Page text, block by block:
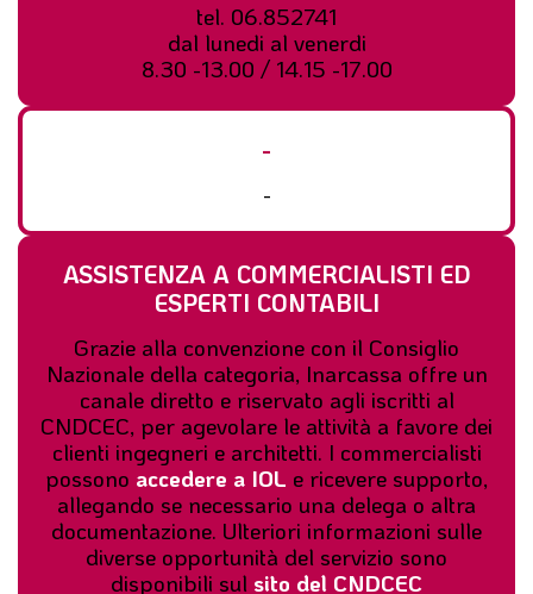
tel. 06.852741
dal lunedi al venerdi
8.30 -13.00 / 14.15 -17.00
-
-
ASSISTENZA A COMMERCIALISTI ED
ESPERTI CONTABILI
Grazie alla convenzione con il Consiglio
Nazionale della categoria, Inarcassa offre un
canale diretto e riservato agli iscritti al
CNDCEC, per agevolare le attività a favore dei
clienti ingegneri e architetti. I commercialisti
possono accedere a IOL e ricevere supporto,
allegando se necessario una delega o altra
documentazione. Ulteriori informazioni sulle
diverse opportunità del servizio sono
disponibili sul sito del CNDCEC